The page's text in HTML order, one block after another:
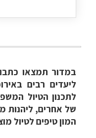
במדור תמצאו
ליעדים רבים
לתכנון הטיול
של אחרים, ליהנות
המון טיפים לטיול